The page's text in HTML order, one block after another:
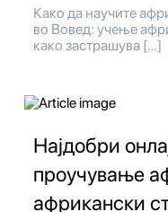
Како да научите
во Вовед: учење
како застрашува […]
Најдобри
проучување
африкански